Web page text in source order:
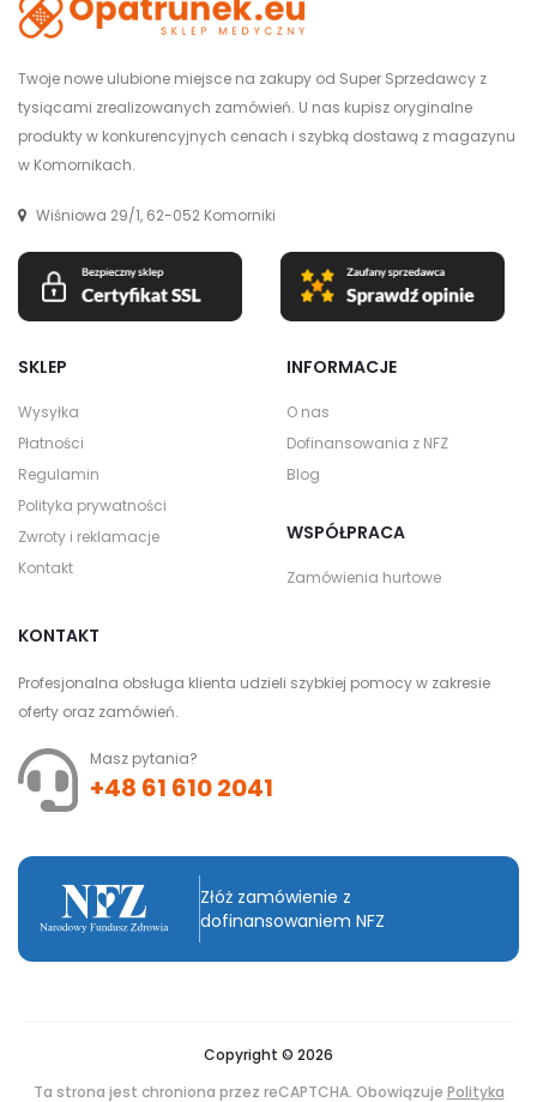
Twoje nowe ulubione miejsce na zakupy od Super Sprzedawcy z
tysiącami zrealizowanych zamówień. U nas kupisz oryginalne
produkty w konkurencyjnych cenach i szybką dostawą z magazynu
w Komornikach.
Wiśniowa 29/1, 62-052 Komorniki
SKLEP
Wysyłka
Płatności
Regulamin
Polityka prywatności
Zwroty i reklamacje
Kontakt
INFORMACJE
O nas
Dofinansowania z NFZ
Blog
WSPÓŁPRACA
Zamówienia hurtowe
KONTAKT
Profesjonalna obsługa klienta udzieli szybkiej pomocy w zakresie
oferty oraz zamówień.
Masz pytania?
+48 61 610 2041
Złóż zamówienie z
dofinansowaniem NFZ
Copyright © 2026
Ta strona jest chroniona przez reCAPTCHA. Obowiązuje Polityka